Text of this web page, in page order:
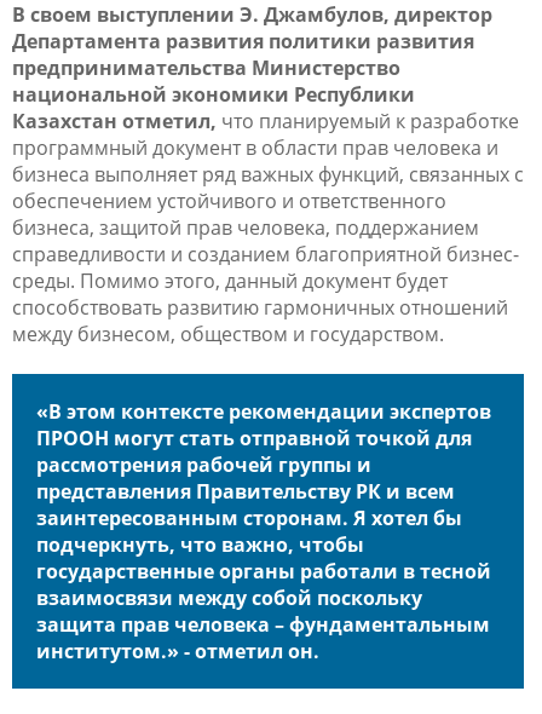
В своем выступлении Э. Джамбулов, директор
Департамента развития политики развития
предпринимательства Министерство
национальной экономики Республики
Казахстан отметил, что планируемый к разработке
программный документ в области прав человека и
бизнеса выполняет ряд важных функций, связанных с
обеспечением устойчивого и ответственного
бизнеса, защитой прав человека, поддержанием
справедливости и созданием благоприятной бизнес-
среды. Помимо этого, данный документ будет
способствовать развитию гармоничных отношений
между бизнесом, обществом и государством.
«В этом контексте рекомендации экспертов
ПРООН могут стать отправной точкой для
рассмотрения рабочей группы и
представления Правительству РК и всем
заинтересованным сторонам. Я хотел бы
подчеркнуть, что важно, чтобы
государственные органы работали в тесной
взаимосвязи между собой поскольку
защита прав человека – фундаментальным
институтом.» - отметил он.